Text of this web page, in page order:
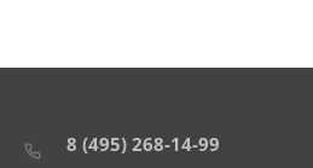
8 (495) 268-14-99